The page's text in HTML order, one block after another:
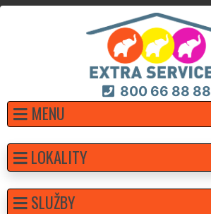
800 66 88 88
MENU
LOKALITY
SLUŽBY